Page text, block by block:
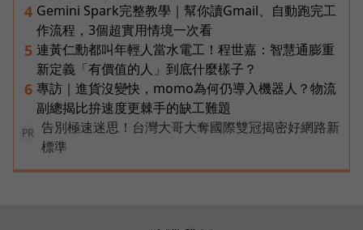
4 Gemini Spark完整教學｜幫你讀Gmail、自動跑完工
作流程，3個超實用情境一次看
5 連黃仁勳都叫年輕人當水電工！程世嘉：智慧通膨重
新定義「有價值的人」到底什麼樣子？
6 專訪｜進貨沒變快，momo為何仍導入機器人？物流
副總揭比拚速度更棘手的缺工難題
PR
告別極速迷思！台灣大哥大奪國際雙冠揭密好網路新
標準